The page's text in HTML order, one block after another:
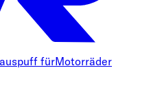
fürMotorräder